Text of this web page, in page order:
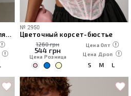
Сетчатый корсет на бретелях с поролоновыми чашечками
№ 2950
Цветочный корсет-бюстье
1260 грн
544 грн
Цена Розница
Цена Опт
Цена Дроп
S M L